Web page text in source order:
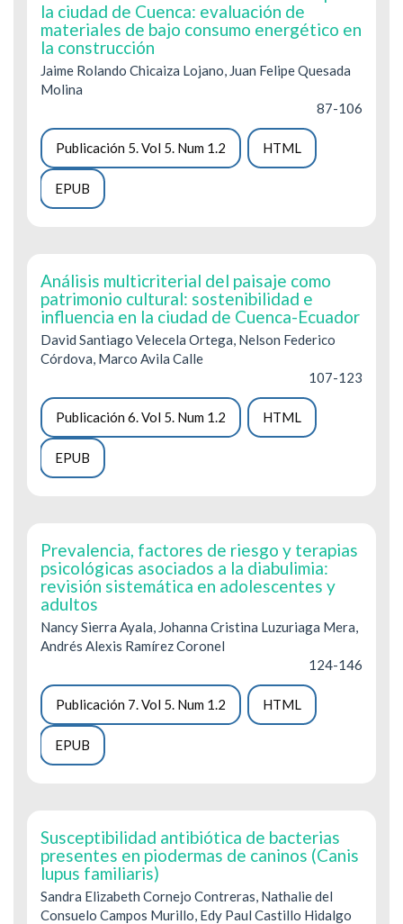
la ciudad de Cuenca: evaluación de
materiales de bajo consumo energético en
la construcción
Jaime Rolando Chicaiza Lojano, Juan Felipe Quesada
Molina
87-106
Publicación 5. Vol 5. Num 1.2 HTML
EPUB
Análisis multicriterial del paisaje como
patrimonio cultural: sostenibilidad e
influencia en la ciudad de Cuenca-Ecuador
David Santiago Velecela Ortega, Nelson Federico
Córdova, Marco Avila Calle
107-123
Publicación 6. Vol 5. Num 1.2 HTML
EPUB
Prevalencia, factores de riesgo y terapias
psicológicas asociados a la diabulimia:
revisión sistemática en adolescentes y
adultos
Nancy Sierra Ayala, Johanna Cristina Luzuriaga Mera,
Andrés Alexis Ramírez Coronel
124-146
Publicación 7. Vol 5. Num 1.2 HTML
EPUB
Susceptibilidad antibiótica de bacterias
presentes en piodermas de caninos (Canis
lupus familiaris)
Sandra Elizabeth Cornejo Contreras, Nathalie del
Consuelo Campos Murillo, Edy Paul Castillo Hidalgo